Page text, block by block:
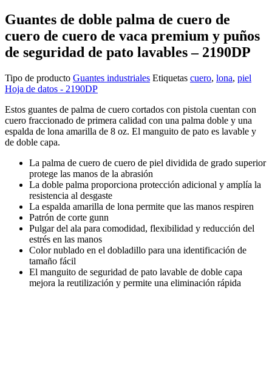
Guantes de doble palma de cuero de
cuero de cuero de vaca premium y puños
de seguridad de pato lavables – 2190DP
Tipo de producto Guantes industriales Etiquetas cuero, lona, piel
Hoja de datos - 2190DP
Estos guantes de palma de cuero cortados con pistola cuentan con
cuero fraccionado de primera calidad con una palma doble y una
espalda de lona amarilla de 8 oz. El manguito de pato es lavable y
de doble capa.
La palma de cuero de cuero de piel dividida de grado superior
protege las manos de la abrasión
La doble palma proporciona protección adicional y amplía la
resistencia al desgaste
La espalda amarilla de lona permite que las manos respiren
Patrón de corte gunn
Pulgar del ala para comodidad, flexibilidad y reducción del
estrés en las manos
Color nublado en el dobladillo para una identificación de
tamaño fácil
El manguito de seguridad de pato lavable de doble capa
mejora la reutilización y permite una eliminación rápida